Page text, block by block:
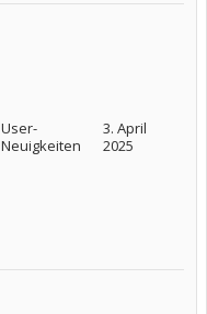
User-
Neuigkeiten
3. April
2025